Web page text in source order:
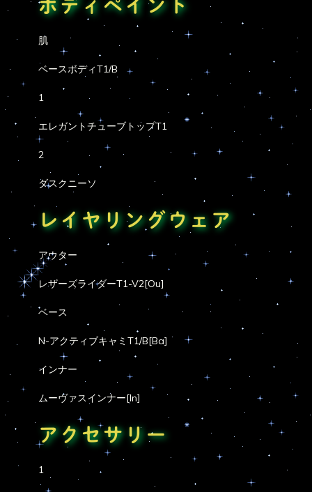
ボディペイント
肌
ベースボディT1/B
1
エレガントチューブトップT1
2
ダスクニーソ
レイヤリングウェア
アウター
レザーズライダーT1-V2[Ou]
ベース
N-アクティブキャミT1/B[Ba]
インナー
ムーヴァスインナー[In]
アクセサリー
1